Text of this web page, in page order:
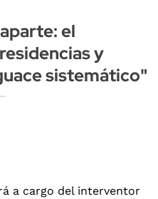
el
y
sistemático"